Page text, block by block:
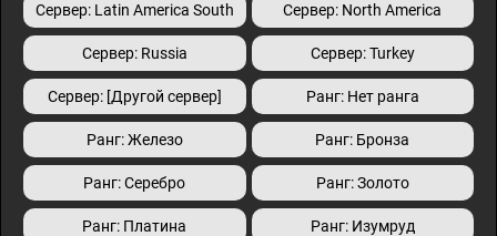
Сервер: Latin America South Сервер: North America
Сервер: Russia Сервер: Turkey
Сервер: [Другой сервер] Ранг: Нет ранга
Ранг: Железо Ранг: Бронза
Ранг: Серебро Ранг: Золото
Ранг: Платина Ранг: Изумруд